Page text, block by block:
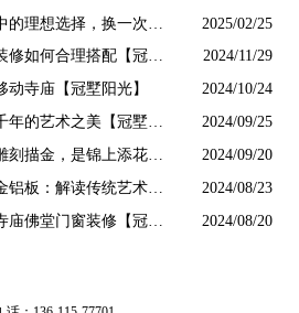
理想选择，换一次用
2025/02/25
修如何合理搭配【冠墅
2024/11/29
寺庙【冠墅阳光】 2024/10/24
年的艺术之美【冠墅阳
2024/09/25
刻描金，是锦上添花
2024/09/20
板：解读传统艺术的
2024/08/23
佛堂门窗装修【冠墅
2024/08/20